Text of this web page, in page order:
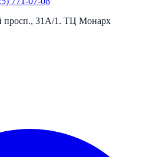
просп., 31А/1. ТЦ Монарх